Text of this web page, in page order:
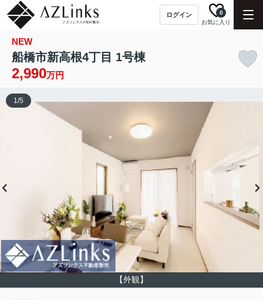
ログイン
お気に入り
0
NEW
船橋市新高根4丁目 1号棟
2,990万円
【外観】
1/5